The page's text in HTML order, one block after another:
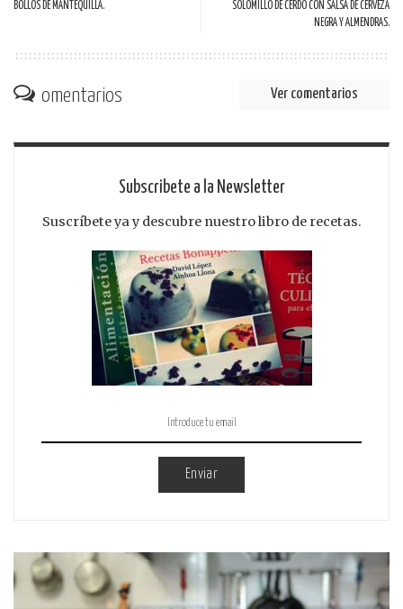
BOLLOS DE MANTEQUILLA.
SOLOMILLO DE CERDO CON SALSA DE CERVEZA
NEGRA Y ALMENDRAS.
omentarios Ver comentarios
Subscribete a la Newsletter
Suscríbete ya y descubre nuestro libro de recetas.
Enviar